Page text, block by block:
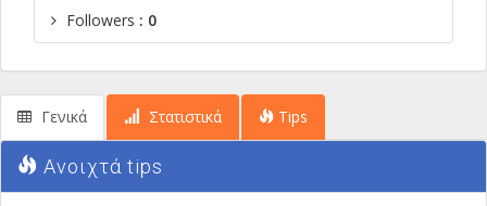
Followers : 0
Γενικά Στατιστικά Tips
Ανοιχτά tips